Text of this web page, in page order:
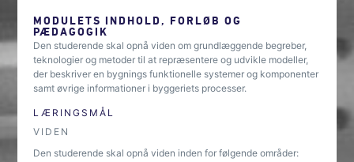
MODULETS INDHOLD, FORLØB OG
PÆDAGOGIK
Den studerende skal opnå viden om grundlæggende begreber,
teknologier og metoder til at repræsentere og udvikle modeller,
der beskriver en bygnings funktionelle systemer og komponenter
samt øvrige informationer i byggeriets processer.
LÆRINGSMÅL
VIDEN
Den studerende skal opnå viden inden for følgende områder: